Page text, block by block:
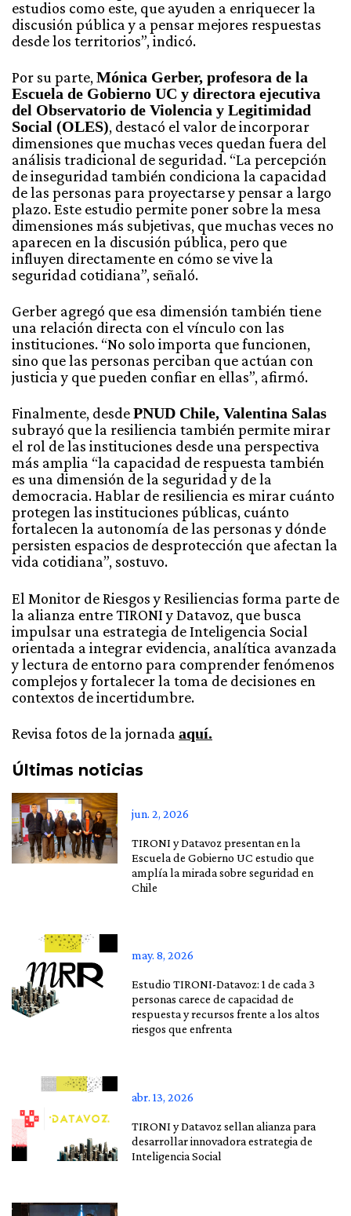
estudios como este, que ayuden a enriquecer la
discusión pública y a pensar mejores respuestas
desde los territorios”, indicó.
Por su parte, Mónica Gerber, profesora de la
Escuela de Gobierno UC y directora ejecutiva
del Observatorio de Violencia y Legitimidad
Social (OLES), destacó el valor de incorporar
dimensiones que muchas veces quedan fuera del
análisis tradicional de seguridad. “La percepción
de inseguridad también condiciona la capacidad
de las personas para proyectarse y pensar a largo
plazo. Este estudio permite poner sobre la mesa
dimensiones más subjetivas, que muchas veces no
aparecen en la discusión pública, pero que
influyen directamente en cómo se vive la
seguridad cotidiana”, señaló.
Gerber agregó que esa dimensión también tiene
una relación directa con el vínculo con las
instituciones. “No solo importa que funcionen,
sino que las personas perciban que actúan con
justicia y que pueden confiar en ellas”, afirmó.
Finalmente, desdePNUD Chile, Valentina Salas
subrayó que la resiliencia también permite mirar
el rol de las instituciones desde una perspectiva
más amplia “la capacidad de respuesta también
es una dimensión de la seguridad y de la
democracia. Hablar de resiliencia es mirar cuánto
protegen las instituciones públicas, cuánto
fortalecen la autonomía de las personas y dónde
persisten espacios de desprotección que afectan la
vida cotidiana”, sostuvo.
El Monitor de Riesgos y Resiliencias forma parte de
la alianza entre TIRONI y Datavoz, que busca
impulsar una estrategia de Inteligencia Social
orientada a integrar evidencia, analítica avanzada
y lectura de entorno para comprender fenómenos
complejos y fortalecer la toma de decisiones en
contextos de incertidumbre.
Revisa fotos de la jornada aquí.
Últimas noticias
jun. 2, 2026
TIRONI y Datavoz presentan en la
Escuela de Gobierno UC estudio que
amplía la mirada sobre seguridad en
Chile
may. 8, 2026
Estudio TIRONI-Datavoz: 1 de cada 3
personas carece de capacidad de
respuesta y recursos frente a los altos
riesgos que enfrenta
abr. 13, 2026
TIRONI y Datavoz sellan alianza para
desarrollar innovadora estrategia de
Inteligencia Social